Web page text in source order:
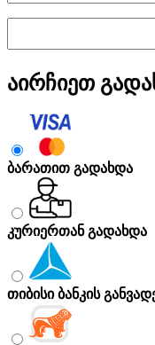
აირჩიეთ
ბარათით გადახდა
კურიერთან გადახდა
თიბისი ბანკის